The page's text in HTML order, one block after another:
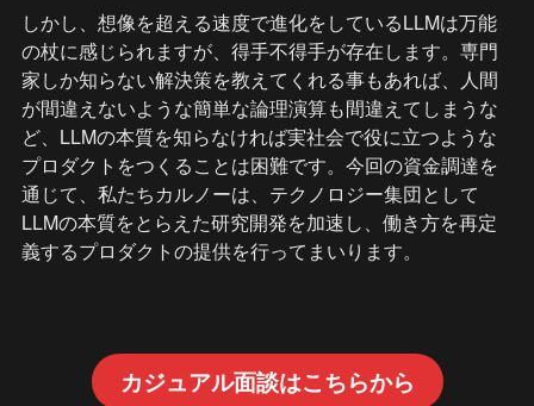
しかし、想像を超える速度で進化をしているLLMは万能
の杖に感じられますが、得手不得手が存在します。専門
家しか知らない解決策を教えてくれる事もあれば、人間
が間違えないような簡単な論理演算も間違えてしまうな
ど、LLMの本質を知らなければ実社会で役に立つような
プロダクトをつくることは困難です。今回の資金調達を
通じて、私たちカルノーは、テクノロジー集団として
LLMの本質をとらえた研究開発を加速し、働き方を再定
義するプロダクトの提供を行ってまいります。
カジュアル面談はこちらから